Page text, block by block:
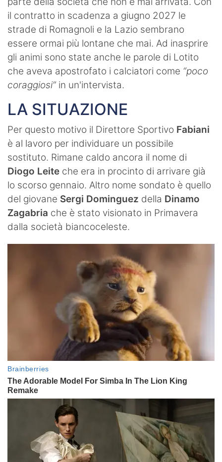
il contratto in scadenza a giugno 2027 le
strade di Romagnoli e la Lazio sembrano
essere ormai più lontane che mai. Ad inasprire
gli animi sono state anche le parole di Lotito
che aveva apostrofato i calciatori come “poco
coraggiosi” in un'intervista.
LA SITUAZIONE
Per questo motivo il Direttore Sportivo Fabiani
è al lavoro per individuare un possibile
sostituto. Rimane caldo ancora il nome di
Diogo Leite che era in procinto di arrivare già
lo scorso gennaio. Altro nome sondato è quello
del giovane Sergi Dominguez della Dinamo
Zagabria che è stato visionato in Primavera
dalla società biancoceleste.